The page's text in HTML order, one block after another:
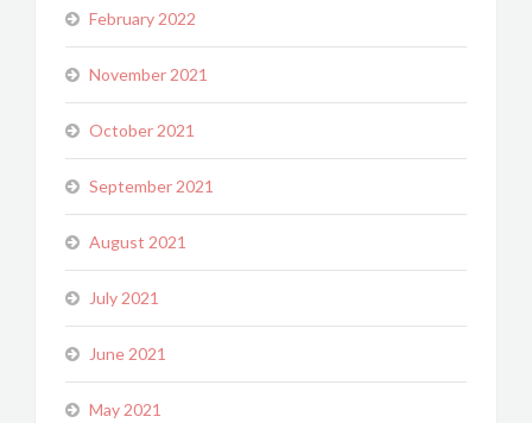
February 2022
November 2021
October 2021
September 2021
August 2021
July 2021
June 2021
May 2021